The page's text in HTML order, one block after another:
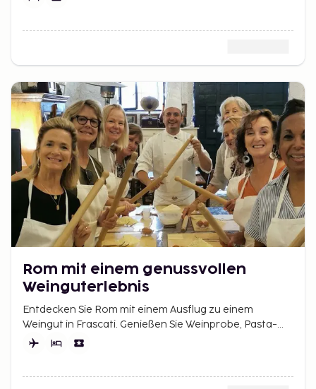
Rom mit einem genussvollen
Weinguterlebnis
Entdecken Sie Rom mit einem Ausflug zu einem
Weingut in Frascati. Genießen Sie Weinprobe, Pasta-
Meisterklasse und italienische Aromen nur 20 Min.